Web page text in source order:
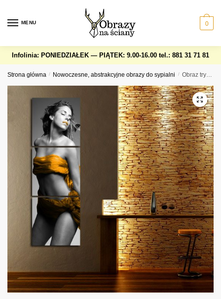
navigation
content
MENU 0
Infolinia: PONIEDZIAŁEK — PIĄTEK: 9.00-16.00 tel.: 881 31 71 81
Strona główna / Nowoczesne, abstrakcyjne obrazy do sypialni / Obraz tryptyk kobieta